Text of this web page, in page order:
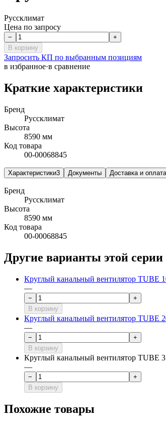
Руссклимат
Цена по запросу
−
+
В корзину
Запросить КП по выбранным позициям
в избранное·в сравнение
Краткие характеристики
Бренд
Руссклимат
Высота
8590 мм
Код товара
00-00068845
Характеристики3 Документы Доставка и оплата
Бренд
Руссклимат
Высота
8590 мм
Код товара
00-00068845
Другие варианты этой серии
Круглый канальный вентилятор TUBE
—
−
+
В корзину
Круглый канальный вентилятор TUBE
—
−
+
В корзину
Круглый канальный вентилятор TUBE
—
−
+
В корзину
Похожие товары